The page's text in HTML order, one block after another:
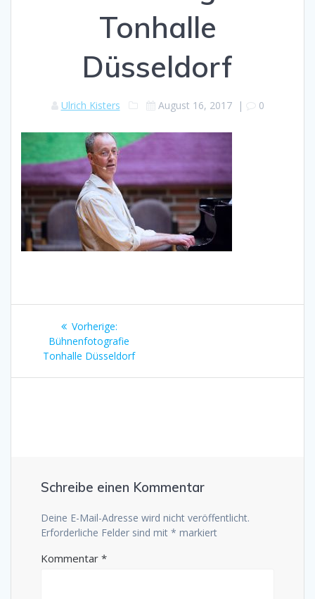
Tonhalle
Düsseldorf
Ulrich Kisters August 16, 2017| 0
Beitragsnavigation
Vorherige:
Vorheriger
Beitrag:
Bühnenfotografie
Tonhalle Düsseldorf
Schreibe einen Kommentar
Deine E-Mail-Adresse wird nicht veröffentlicht.
Erforderliche Felder sind mit * markiert
Kommentar *